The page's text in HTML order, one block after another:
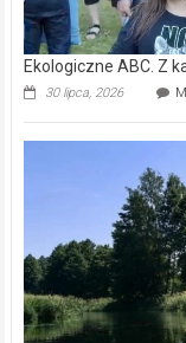
Ekologiczne ABC. Z
30 lipca, 2026